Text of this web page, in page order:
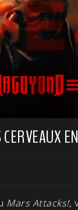
Mars Attacks!,